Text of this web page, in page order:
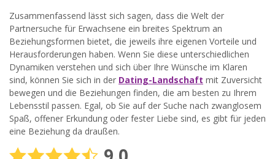
Zusammenfassend lässt sich sagen, dass die Welt der
Partnersuche für Erwachsene ein breites Spektrum an
Beziehungsformen bietet, die jeweils ihre eigenen Vorteile und
Herausforderungen haben. Wenn Sie diese unterschiedlichen
Dynamiken verstehen und sich über Ihre Wünsche im Klaren
sind, können Sie sich in der Dating-Landschaft mit Zuversicht
bewegen und die Beziehungen finden, die am besten zu Ihrem
Lebensstil passen. Egal, ob Sie auf der Suche nach zwanglosem
Spaß, offener Erkundung oder fester Liebe sind, es gibt für jeden
eine Beziehung da draußen.